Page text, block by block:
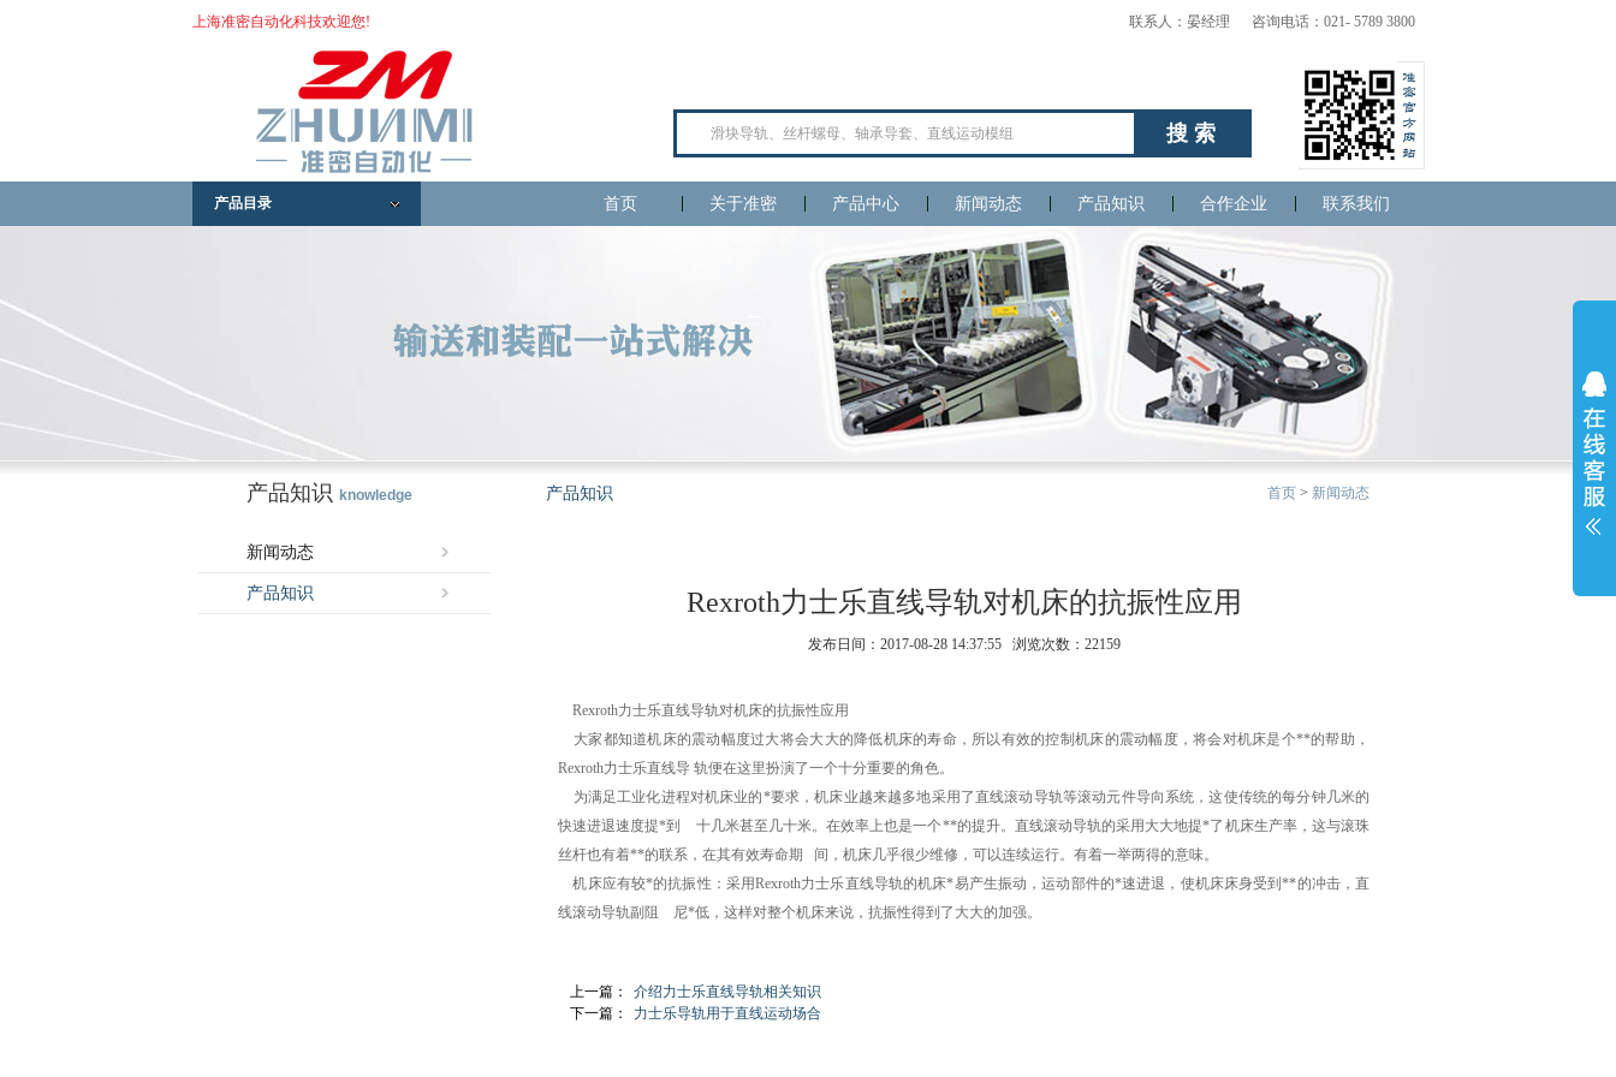
联系人：晏经理 咨询电话：021- 5789 3800
上海准密自动化科技欢迎您!
搜索
产品目录 首页 关于准密 产品中心 新闻动态 产品知识 合作企业 联系我们
产品知识 knowledge
新闻动态
产品知识
产品知识 首页 > 新闻动态
Rexroth力士乐直线导轨对机床的抗振性应用
发布日间：2017-08-28 14:37:55 浏览次数：22159
Rexroth力士乐直线导轨对机床的抗振性应用
大家都知道机床的震动幅度过大将会大大的降低机床的寿命，所以有效的控制机床的震动幅度，将会对机床是个**的帮助，
Rexroth力士乐直线导 轨便在这里扮演了一个十分重要的角色。
为满足工业化进程对机床业的*要求，机床业越来越多地采用了直线滚动导轨等滚动元件导向系统，这使传统的每分钟几米的
快速进退速度提*到 十几米甚至几十米。在效率上也是一个**的提升。直线滚动导轨的采用大大地提*了机床生产率，这与滚珠
丝杆也有着**的联系，在其有效寿命期 间，机床几乎很少维修，可以连续运行。有着一举两得的意味。
机床应有较*的抗振性：采用Rexroth力士乐直线导轨的机床*易产生振动，运动部件的*速进退，使机床床身受到**的冲击，直
线滚动导轨副阻 尼*低，这样对整个机床来说，抗振性得到了大大的加强。
上一篇：
介绍力士乐直线导轨相关知识
下一篇：
力士乐导轨用于直线运动场合